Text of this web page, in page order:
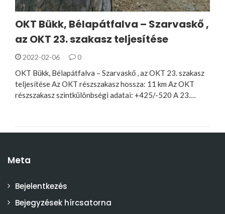
OKT Bükk, Bélapátfalva – Szarvaskő ,
az OKT 23. szakasz teljesítése
2022-02-06 0
OKT Bükk, Bélapátfalva – Szarvaskő , az OKT 23. szakasz
teljesítése Az OKT részszakasz hossza: 11 km Az OKT
részszakasz szintkülönbségi adatai: +425/-520 A 23.…
Meta
Bejelentkezés
Bejegyzések hírcsatorna